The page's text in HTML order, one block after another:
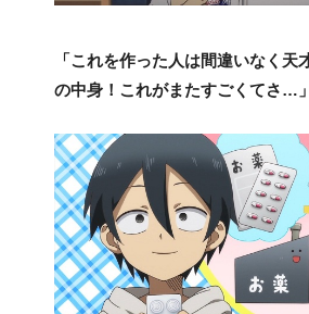
「これを作った人は間違いなく天
の中身！これがまたすごくてさ…」